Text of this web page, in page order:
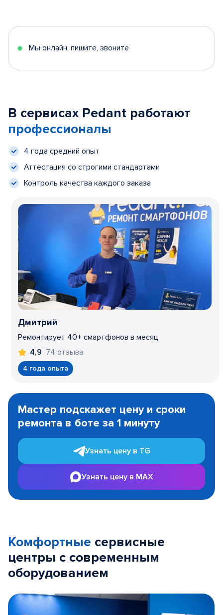
Мы онлайн, пишите, звоните
В сервисах Pedant работают
профессионалы
4 года средний опыт
Аттестация со строгими стандартами
Контроль качества каждого заказа
Дмитрий
Ремонтирует 40+ смартфонов в месяц
4,9 74 отзыва
4 года опыта
1
Мастер подскажет цену и сроки
ремонта в боте за 1 минуту
Узнать цену в TG
Узнать цену в MAX
Комфортные сервисные
центры с современным
оборудованием